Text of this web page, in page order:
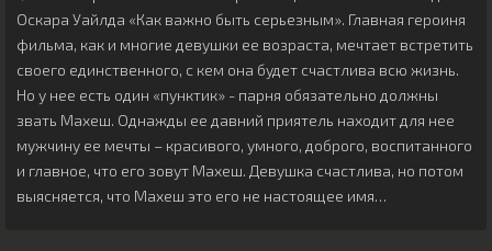
Оскара Уайлда «Как важно быть серьезным». Главная героиня
фильма, как и многие девушки ее возраста, мечтает встретить
своего единственного, с кем она будет счастлива всю жизнь.
Но у нее есть один «пунктик» - парня обязательно должны
звать Махеш. Однажды ее давний приятель находит для нее
мужчину ее мечты – красивого, умного, доброго, воспитанного
и главное, что его зовут Махеш. Девушка счастлива, но потом
выясняется, что Махеш это его не настоящее имя…